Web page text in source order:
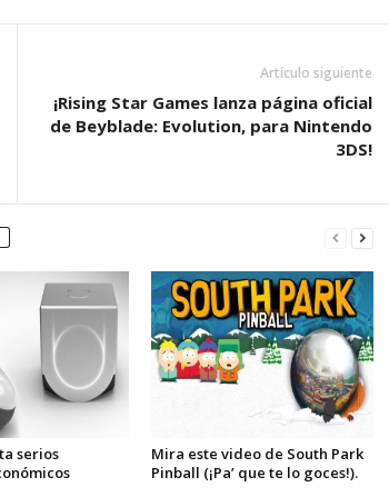
Artículo siguiente
¡Rising Star Games lanza página oficial
de Beyblade: Evolution, para Nintendo
3DS!
serios
Mira este video de South Park
Pinball (¡Pa’ que te lo goces!).